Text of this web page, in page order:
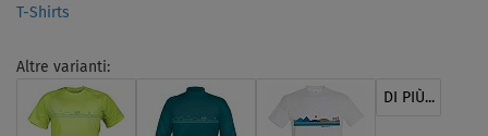
T-Shirts
Altre varianti:
DI PIÙ...